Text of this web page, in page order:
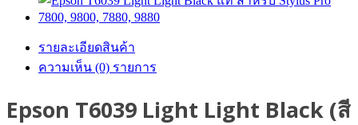
รายละเอียดสินค้า
ความเห็น (0) รายการ
Epson T6039 Light Light Black (สี